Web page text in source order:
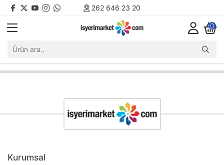
262 646 23 20
0
Kurumsal